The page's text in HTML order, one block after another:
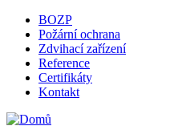
Přejít
hlavnímu
obsahu
Hlavní
navigace
BOZP
Požární ochrana
Zdvihací zařízení
Reference
Certifikáty
Kontakt